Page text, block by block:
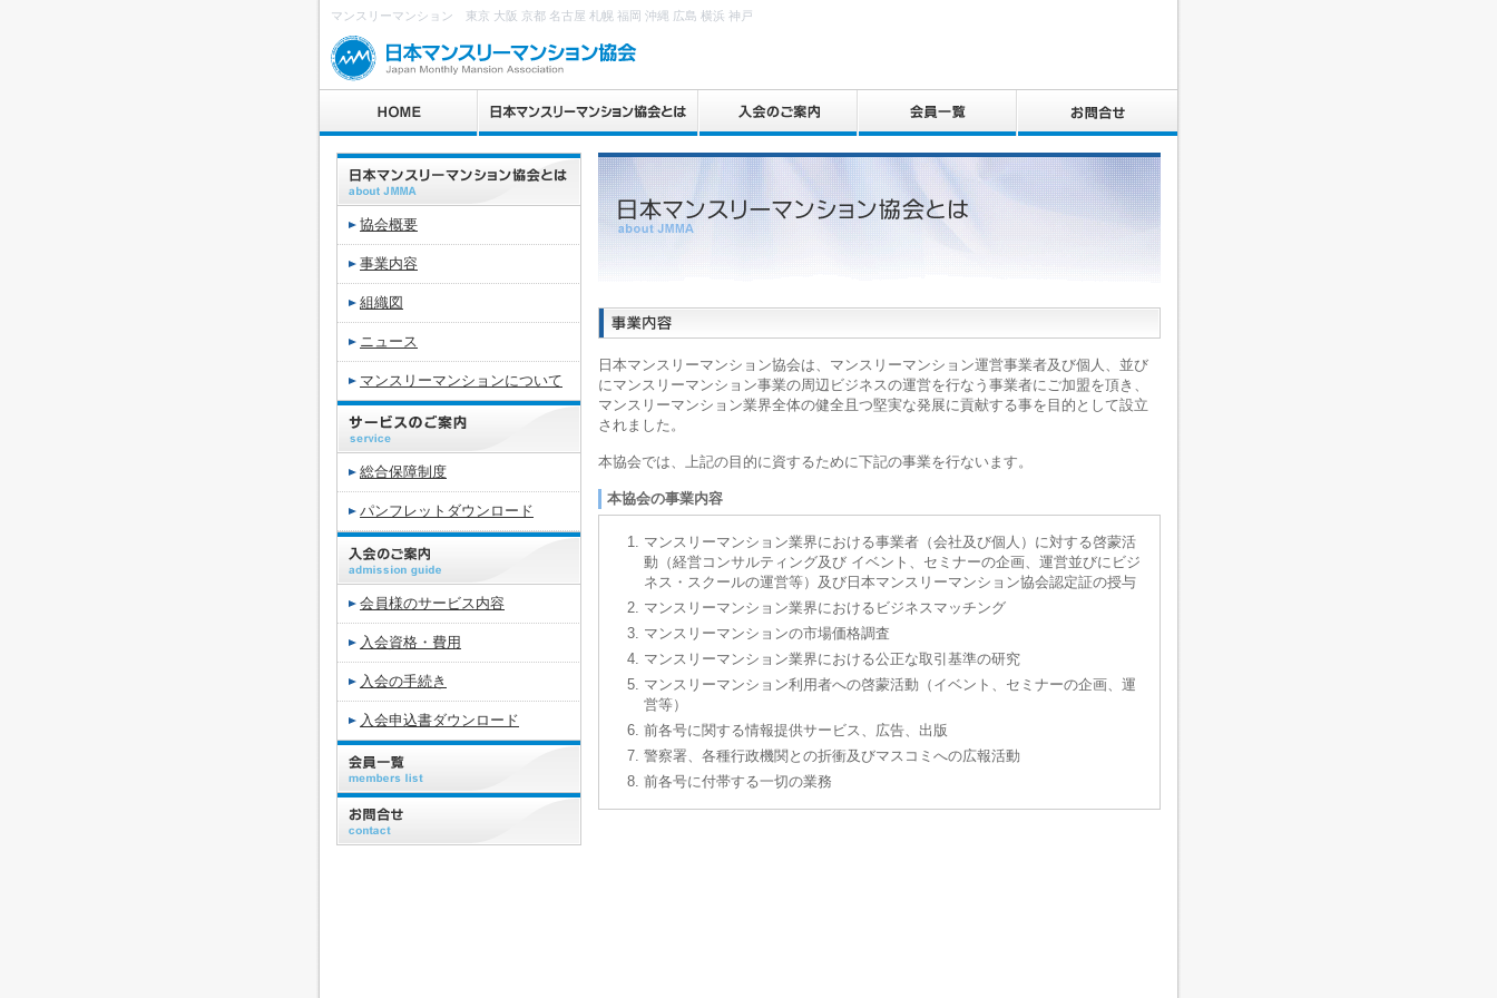
マンスリーマンション 東京 大阪 京都 名古屋 札幌 福岡 沖縄 広島 横浜 神戸
協会概要
事業内容
組織図
ニュース
マンスリーマンションについて
総合保障制度
パンフレットダウンロード
会員様のサービス内容
入会資格・費用
入会の手続き
入会申込書ダウンロード
日本マンスリーマンション協会は、マンスリーマンション運営事業者及び個人、並び
にマンスリーマンション事業の周辺ビジネスの運営を行なう事業者にご加盟を頂き、
マンスリーマンション業界全体の健全且つ堅実な発展に貢献する事を目的として設立
されました。
本協会では、上記の目的に資するために下記の事業を行ないます。
本協会の事業内容
マンスリーマンション業界における事業者（会社及び個人）に対する啓蒙活
動（経営コンサルティング及び イベント、セミナーの企画、運営並びにビジ
ネス・スクールの運営等）及び日本マンスリーマンション協会認定証の授与
マンスリーマンション業界におけるビジネスマッチング
マンスリーマンションの市場価格調査
マンスリーマンション業界における公正な取引基準の研究
マンスリーマンション利用者への啓蒙活動（イベント、セミナーの企画、運
営等）
前各号に関する情報提供サービス、広告、出版
警察署、各種行政機関との折衝及びマスコミへの広報活動
前各号に付帯する一切の業務